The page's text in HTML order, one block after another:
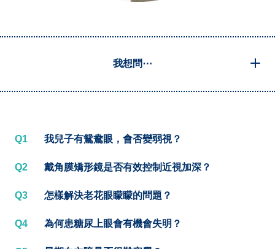
我想問⋯
Q1 我兒子有鴛鴦眼，會否變弱視？
Q2 戴角膜矯形鏡是否有效控制近視加深？
Q3 怎樣解決老花眼矇矇的問題？
Q4 為何患糖尿上眼會有機會失明？